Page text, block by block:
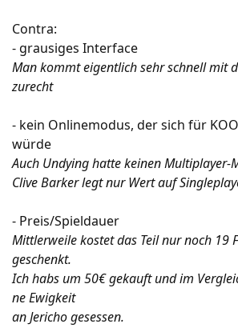
Contra:
- grausiges Interface
Man kommt eigentlich sehr schnell mit
zurecht
- kein Onlinemodus, der sich für
würde
Auch Undying hatte keinen Multiplayer-
Clive Barker legt nur Wert auf
- Preis/Spieldauer
Mittlerweile kostet das Teil nur noch 19
geschenkt.
Ich habs um 50€ gekauft und im
ne Ewigkeit
an Jericho gesessen.